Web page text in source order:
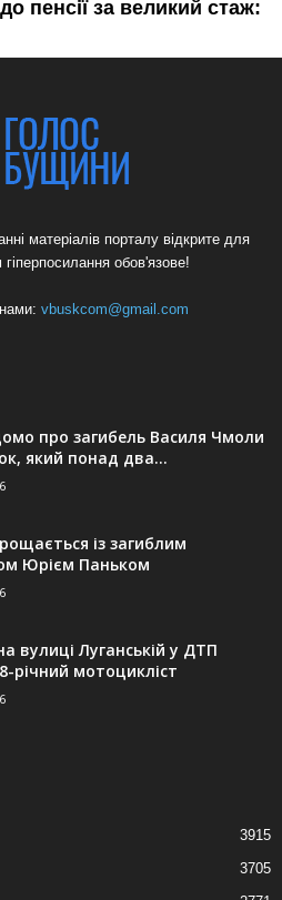
матеріалів порталу відкрите для
обов'язове!
vbuskcom@gmail.com
про загибель Василя Чмоли
який понад два...
із загиблим
Юрієм Паньком
вулиці Луганській у ДТП
річний мотоцикліст
3915
3705